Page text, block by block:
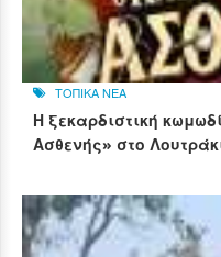
ΤΟΠΙΚΑ ΝΕΑ
Η ξεκαρδιστική
Ασθενής» στο